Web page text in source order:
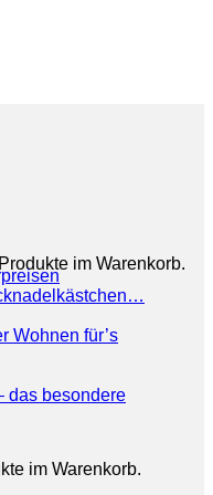
im Warenkorb.
im Warenkorb.
Wohnen für’s
das besondere